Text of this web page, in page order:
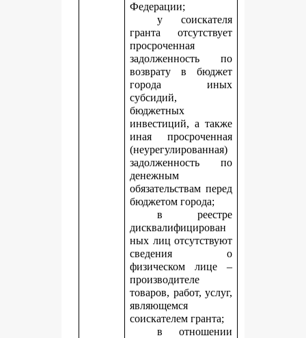
Федерации;
у соискателя
гранта отсутствует
просроченная
задолженность по
возврату в бюджет
города иных
субсидий,
бюджетных
инвестиций, а также
иная просроченная
(неурегулированная)
задолженность по
денежным
обязательствам перед
бюджетом города;
в реестре
дисквалифицирован
ных лиц отсутствуют
сведения о
физическом лице –
производителе
товаров, работ, услуг,
являющемся
соискателем гранта;
в отношении